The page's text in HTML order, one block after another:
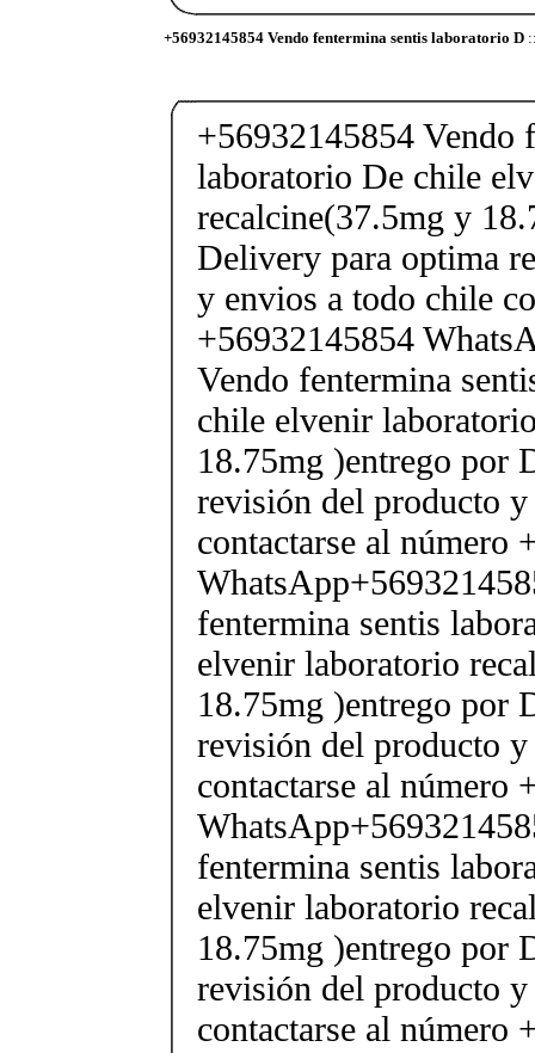
+56932145854 Vendo fentermina sentis laboratorio D::
+56932145854 Vendo
laboratorio De chile
recalcine(37.5mg y
Delivery para optima
y envios a todo chile
+56932145854
Vendo fentermina
chile elvenir
18.75mg )entrego por
revisión del producto
contactarse al número
fentermina sentis
elvenir laboratorio
18.75mg )entrego por
revisión del producto
contactarse al número
fentermina sentis
elvenir laboratorio
18.75mg )entrego por
revisión del producto
contactarse al número